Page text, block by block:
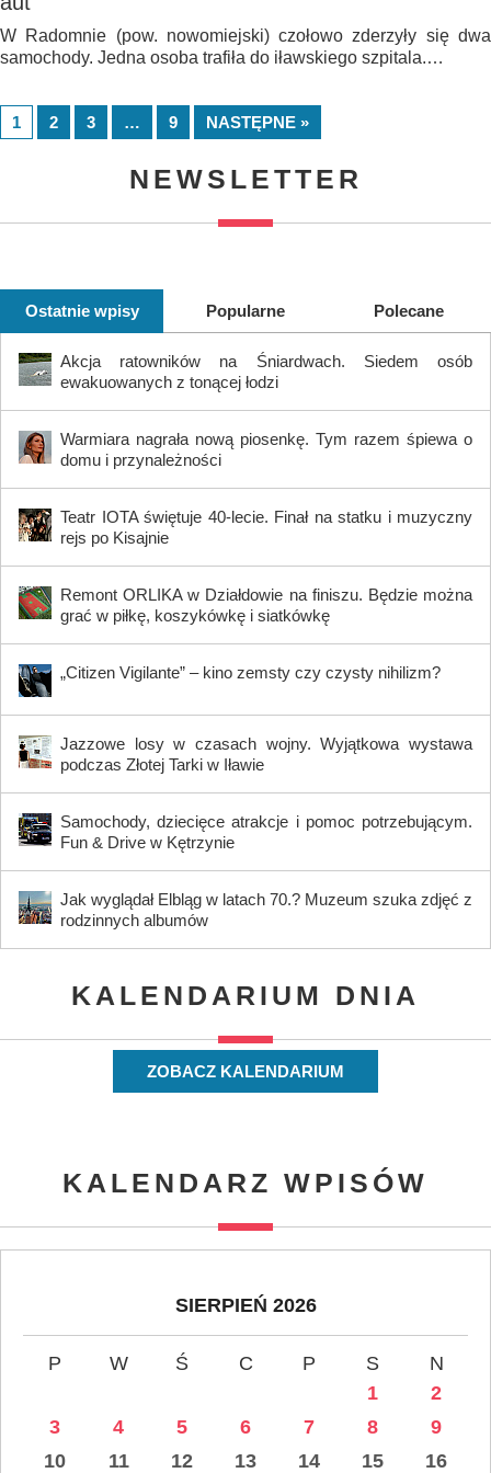
W Radomnie (pow. nowomiejski) czołowo zderzyły się dwa
samochody. Jedna osoba trafiła do iławskiego szpitala.…
1 2 3 … 9 NASTĘPNE »
NEWSLETTER
Ostatnie wpisy Popularne Polecane
Akcja ratowników na Śniardwach. Siedem osób
ewakuowanych z tonącej łodzi
Warmiara nagrała nową piosenkę. Tym razem śpiewa o
domu i przynależności
Teatr IOTA świętuje 40-lecie. Finał na statku i muzyczny
rejs po Kisajnie
Remont ORLIKA w Działdowie na finiszu. Będzie można
grać w piłkę, koszykówkę i siatkówkę
„Citizen Vigilante” – kino zemsty czy czysty nihilizm?
Jazzowe losy w czasach wojny. Wyjątkowa wystawa
podczas Złotej Tarki w Iławie
Samochody, dziecięce atrakcje i pomoc potrzebującym.
Fun & Drive w Kętrzynie
Jak wyglądał Elbląg w latach 70.? Muzeum szuka zdjęć z
rodzinnych albumów
KALENDARIUM DNIA
ZOBACZ KALENDARIUM
KALENDARZ WPISÓW
SIERPIEŃ 2026
P W Ś C P S
N
1
2
3
4 5 6 7 8
9
10
11 12 13 14 15
16